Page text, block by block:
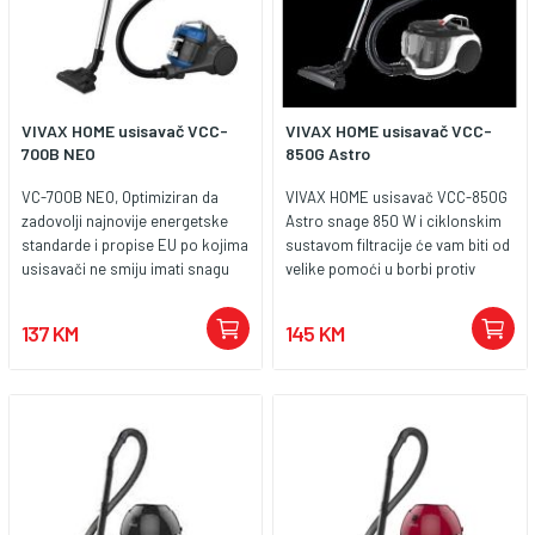
VIVAX HOME usisavač VCC-
700B NEO
VC-700B NEO, Optimiziran da
zadovolji najnovije energetske
standarde i propise EU po kojima
usisavači ne smiju imati snagu
učinkovitost kao i raniji modeli,
dugotrajnost motora, razinu
buke, kapacitet prihvata te
emisiju prašine. VIVAX NEO ne
koristi vrećice nego prašinu
skuplja u posudu zapremine 2L te
137 KM
VIVAX HOME usisavač VCC-
850G Astro
VIVAX HOME usisavač VCC-850G
Astro snage 850 W i ciklonskim
sustavom filtracije će vam biti od
velike pomoći u borbi protiv
kapacitetom posude za prašinu
od 2 l, HEPA filterom i dodatnim
doma. Njegov moderni izgled
idealno se uklapa u suvremene
145 KM